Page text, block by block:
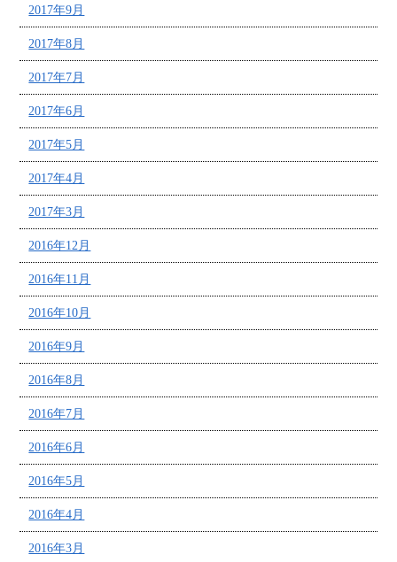
2017年9月
2017年8月
2017年7月
2017年6月
2017年5月
2017年4月
2017年3月
2016年12月
2016年11月
2016年10月
2016年9月
2016年8月
2016年7月
2016年6月
2016年5月
2016年4月
2016年3月